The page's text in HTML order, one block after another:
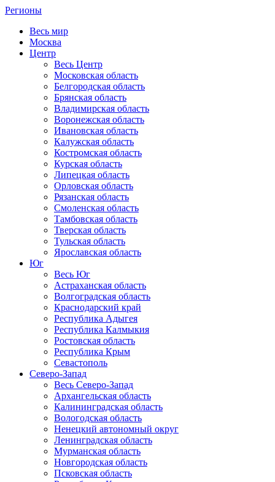
Регионы
Весь мир
Москва
Центр
Весь Центр
Московская область
Белгородская область
Брянская область
Владимирская область
Воронежская область
Ивановская область
Калужская область
Костромская область
Курская область
Липецкая область
Орловская область
Рязанская область
Смоленская область
Тамбовская область
Тверская область
Тульская область
Ярославская область
Юг
Весь Юг
Астраханская область
Волгоградская область
Краснодарский край
Республика Адыгея
Республика Калмыкия
Ростовская область
Республика Крым
Севастополь
Северо-Запад
Весь Северо-Запад
Архангельская область
Калининградская область
Вологодская область
Ненецкий автономный округ
Ленинградская область
Мурманская область
Новгородская область
Псковская область